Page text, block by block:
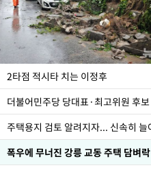
2타점 적시타 치는 이정후
폭우에 무너진 강릉 교동 주택 담벼락